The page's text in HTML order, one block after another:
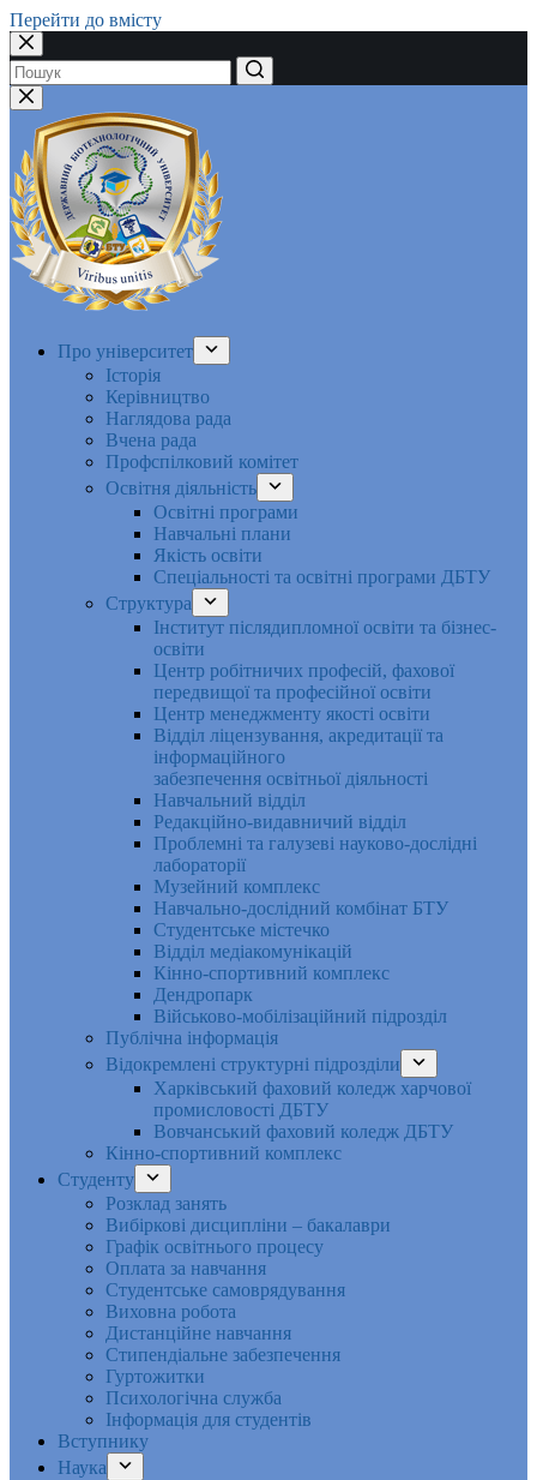
Перейти до вмісту
Немає
результатів
Про університет
Історія
Керівництво
Наглядова рада
Вчена рада
Профспілковий комітет
Освітня діяльність
Освітні програми
Навчальні плани
Якість освіти
Спеціальності та освітні програми ДБТУ
Структура
Інститут післядипломної освіти та бізнес-
освіти
Центр робітничих професій, фахової
передвищої та професійної освіти
Центр менеджменту якості освіти
Відділ ліцензування, акредитації та
інформаційного
забезпечення освітньої діяльності
Навчальний відділ
Редакційно-видавничий відділ
Проблемні та галузеві науково-дослідні
лабораторії
Музейний комплекс
Навчально-дослідний комбінат БТУ
Студентське містечко
Відділ медіакомунікацій
Кінно-спортивний комплекс
Дендропарк
Військово-мобілізаційний підрозділ
Публічна інформація
Відокремлені структурні підрозділи
Харківський фаховий коледж харчової
промисловості ДБТУ
Вовчанський фаховий коледж ДБТУ
Кінно-спортивний комплекс
Студенту
Розклад занять
Вибіркові дисципліни – бакалаври
Графік освітнього процесу
Оплата за навчання
Студентське самоврядування
Виховна робота
Дистанційне навчання
Стипендіальне забезпечення
Гуртожитки
Психологічна служба
Інформація для студентів
Вступнику
Наука